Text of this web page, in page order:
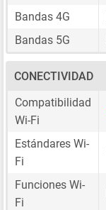
Bandas 4G
Bandas 5G
CONECTIVIDAD
Compatibilidad
Wi-Fi
Estándares Wi-
Fi
Funciones Wi-
Fi